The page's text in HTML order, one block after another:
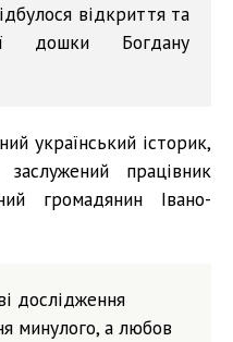
відкриття та
дошки Богдану
український історик,
працівник
громадянин Івано-
дослідження
минулого, а любов